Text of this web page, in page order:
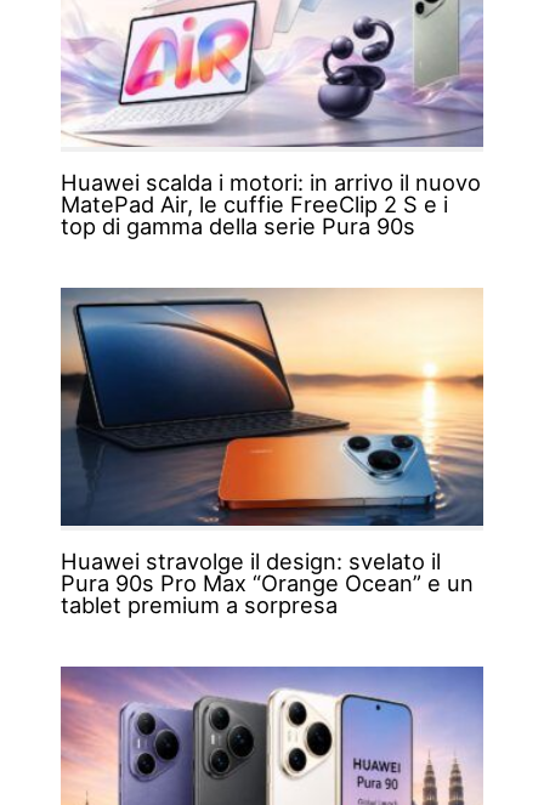
Huawei scalda i motori: in arrivo il nuovo
MatePad Air, le cuffie FreeClip 2 S e i
top di gamma della serie Pura 90s
Huawei stravolge il design: svelato il
Pura 90s Pro Max “Orange Ocean” e un
tablet premium a sorpresa